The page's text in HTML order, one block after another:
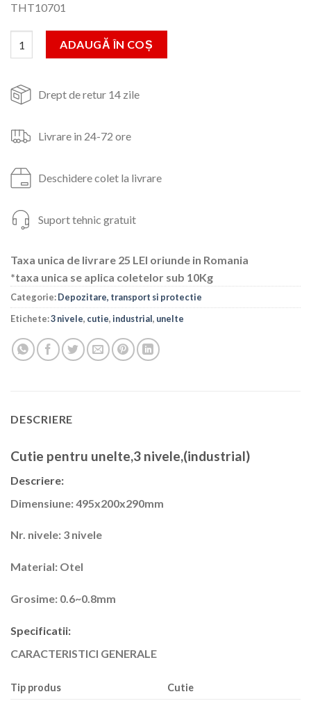
a
fost:
289lei.
201lei.
THT10701
Cantitate Cutie pentru unelte,3 nivele,(industrial)
ADAUGĂ ÎN COȘ
Drept de retur 14 zile
Livrare in 24-72 ore
Deschidere colet la livrare
Suport tehnic gratuit
Taxa unica de livrare 25 LEI oriunde in Romania
*taxa unica se aplica coletelor sub 10Kg
Categorie:Depozitare, transport si protectie
Etichete:3 nivele, cutie,industrial, unelte
DESCRIERE
Cutie pentru unelte,3 nivele,(industrial)
Descriere:
Dimensiune: 495x200x290mm
Nr. nivele: 3 nivele
Material: Otel
Grosime: 0.6~0.8mm
Specificatii:
CARACTERISTICI GENERALE
Tip produs
Cutie